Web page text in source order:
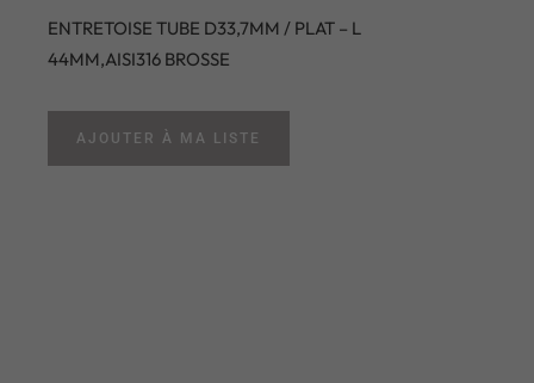
ENTRETOISE TUBE D33,7MM / PLAT – L
44MM,AISI316 BROSSE
AJOUTER À MA LISTE